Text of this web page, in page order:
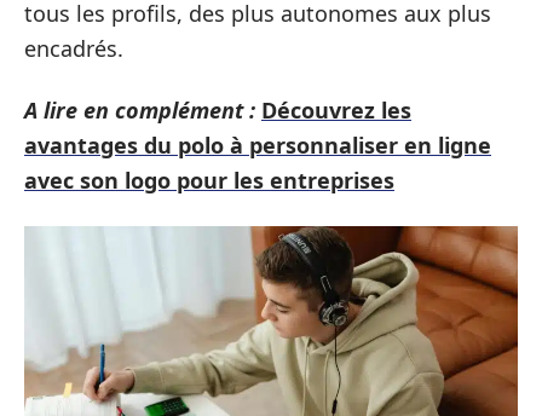
tous les profils, des plus autonomes aux plus
encadrés.
A lire en complément : Découvrez les
avantages du polo à personnaliser en ligne
avec son logo pour les entreprises